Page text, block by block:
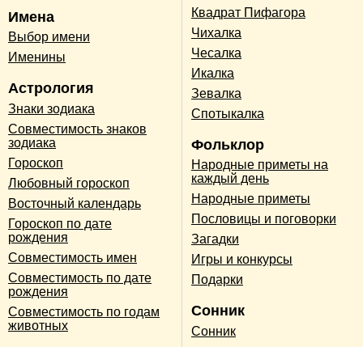
Имена
Выбор имени
Именины
Астрология
Знаки зодиака
Совместимость знаков
зодиака
Гороскоп
Любовный гороскоп
Восточный календарь
Гороскоп по дате
рождения
Совместимость имен
Совместимость по дате
рождения
Совместимость по годам
животных
Квадрат Пифагора
Чихалка
Чесалка
Икалка
Зевалка
Спотыкалка
Фольклор
Народные приметы на
каждый день
Народные приметы
Пословицы и поговорки
Загадки
Игры и конкурсы
Подарки
Сонник
Сонник